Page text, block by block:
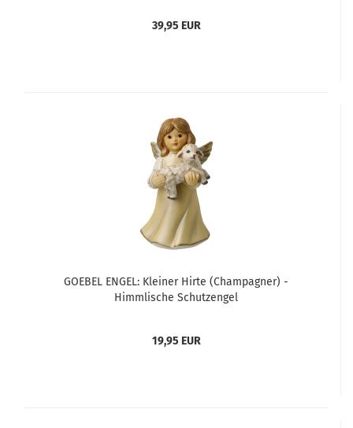
39,95 EUR
GOEBEL ENGEL: Kleiner Hirte (Champagner) -
Himmlische Schutzengel
19,95 EUR